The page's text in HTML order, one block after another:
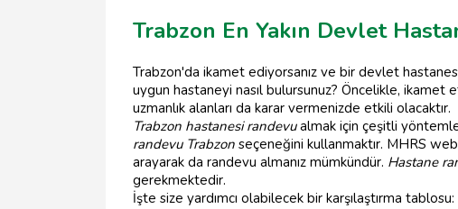
Trabzon En Yakın Devlet
Trabzon'da ikamet ediyorsanız ve bir devlet
uygun hastaneyi nasıl bulursunuz? Öncelikle,
uzmanlık alanları da karar vermenizde etkili olacaktır.
Trabzon hastanesi randevualmak için çeşitli
randevu Trabzon seçeneğini kullanmaktır. MHRS
arayarak da randevu almanız mümkündür. Hastane
gerekmektedir.
İşte size yardımcı olabilecek bir karşılaştırma tablosu: